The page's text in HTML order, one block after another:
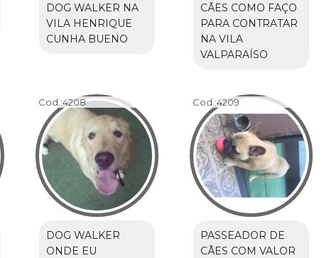
DOG WALKER NA
VILA HENRIQUE
CUNHA BUENO
CÃES COMO FAÇO
PARA CONTRATAR
NA VILA
VALPARAÍSO
Cod.:4208
DOG WALKER
ONDE EU
Cod.:4209
PASSEADOR DE
CÃES COM VALOR